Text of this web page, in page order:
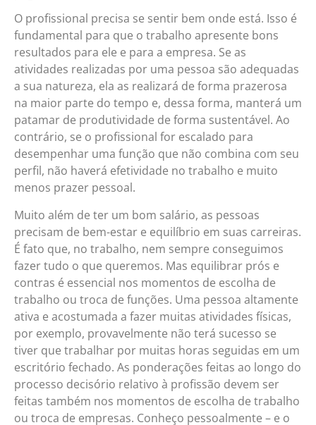
O profissional precisa se sentir bem onde está. Isso é
fundamental para que o trabalho apresente bons
resultados para ele e para a empresa. Se as
atividades realizadas por uma pessoa são adequadas
a sua natureza, ela as realizará de forma prazerosa
na maior parte do tempo e, dessa forma, manterá um
patamar de produtividade de forma sustentável. Ao
contrário, se o profissional for escalado para
desempenhar uma função que não combina com seu
perfil, não haverá efetividade no trabalho e muito
menos prazer pessoal.
Muito além de ter um bom salário, as pessoas
precisam de bem-estar e equilíbrio em suas carreiras.
É fato que, no trabalho, nem sempre conseguimos
fazer tudo o que queremos. Mas equilibrar prós e
contras é essencial nos momentos de escolha de
trabalho ou troca de funções. Uma pessoa altamente
ativa e acostumada a fazer muitas atividades físicas,
por exemplo, provavelmente não terá sucesso se
tiver que trabalhar por muitas horas seguidas em um
escritório fechado. As ponderações feitas ao longo do
processo decisório relativo à profissão devem ser
feitas também nos momentos de escolha de trabalho
ou troca de empresas. Conheço pessoalmente – e o